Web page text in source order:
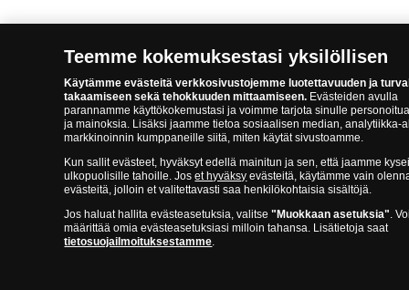
Teemme kokemuksestasi yksilöllisen
Käytämme evästeitä verkkosivustojemme luotettavuuden ja
takaamiseen sekä tehokkuuden mittaamiseen. Evästeiden avulla
parannamme käyttökokemustasi ja voimme tarjota sinulle
ja mainoksia. Lisäksi jaamme tietoa sosiaalisen median, analytiikka-
markkinoinnin kumppaneille siitä, miten käytät sivustoamme.
Kun sallit evästeet, hyväksyt edellä mainitun ja sen, että jaamme
ulkopuolisille tahoille. Joset hyväksy evästeitä, käytämme vain
evästeitä, jolloin et valitettavasti saa henkilökohtaisia sisältöjä.
Jos haluat hallita evästeasetuksia, valitse"Muokkaan asetuksia".
määrittää omia evästeasetuksiasi milloin tahansa. Lisätietoja saat
tietosuojailmoituksestamme.